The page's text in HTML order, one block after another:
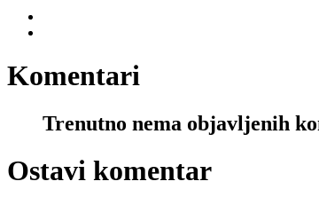
Komentari
Trenutno nema objavljenih
Ostavi komentar